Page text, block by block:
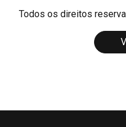
Todos os direitos